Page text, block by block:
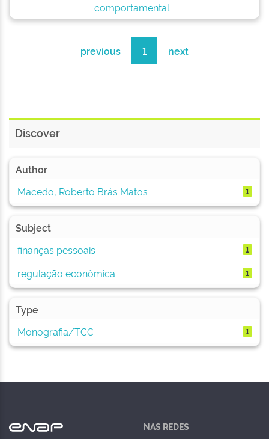
comportamental
previous 1 next
Discover
Author
Macedo, Roberto Brás Matos
1
Subject
finanças pessoais
1
regulação econômica 1
Type
Monografia/TCC
1
NAS REDES